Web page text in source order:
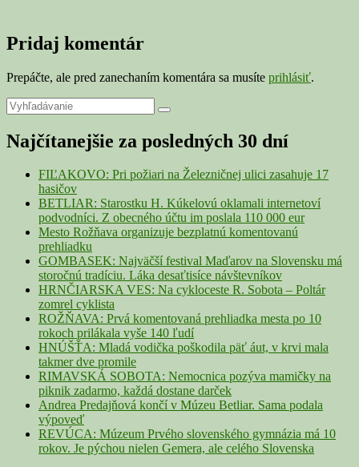
Pridaj komentár
Prepáčte, ale pred zanechaním komentára sa musíte prihlásiť.
Primary
Sidebar
Widget
Area
Search
for:
Search
Najčítanejšie za posledných 30 dní
FIĽAKOVO: Pri požiari na Železničnej ulici zasahuje 17
hasičov
BETLIAR: Starostku H. Kúkelovú oklamali internetoví
podvodníci. Z obecného účtu im poslala 110 000 eur
Mesto Rožňava organizuje bezplatnú komentovanú
prehliadku
GOMBASEK: Najväčší festival Maďarov na Slovensku má
storočnú tradíciu. Láka desaťtisíce návštevníkov
HRNČIARSKA VES: Na cykloceste R. Sobota – Poltár
zomrel cyklista
ROŽŇAVA: Prvá komentovaná prehliadka mesta po 10
rokoch prilákala vyše 140 ľudí
HNÚŠŤA: Mladá vodička poškodila päť áut, v krvi mala
takmer dve promile
RIMAVSKÁ SOBOTA: Nemocnica pozýva mamičky na
piknik zadarmo, každá dostane darček
Andrea Predajňová končí v Múzeu Betliar. Sama podala
výpoveď
REVÚCA: Múzeum Prvého slovenského gymnázia má 10
rokov. Je pýchou nielen Gemera, ale celého Slovenska